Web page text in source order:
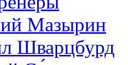
Мазырин
Шварцбурд